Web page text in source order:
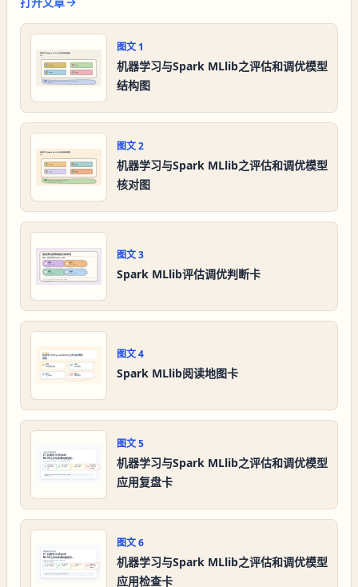
图文 1
机器学习与Spark MLlib之评估和调优模型
结构图
图文2
机器学习与Spark MLlib之评估和调优模型
核对图
图文3
Spark MLlib评估调优判断卡
图文4
Spark MLlib阅读地图卡
图文5
机器学习与Spark MLlib之评估和调优模型
应用复盘卡
图文6
机器学习与Spark MLlib之评估和调优模型
应用检查卡